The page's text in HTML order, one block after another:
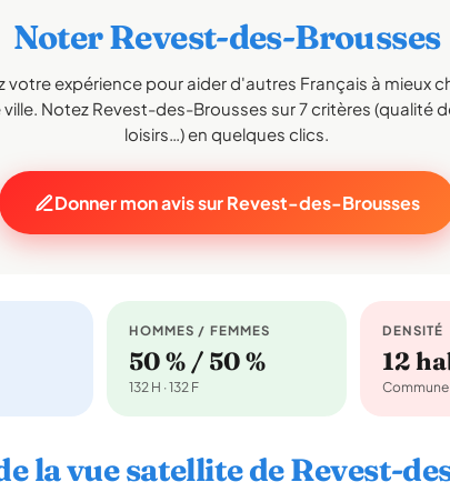
Noter Revest-des-Brousses
votre expérience pour aider d'autres Français à mieux
Notez Revest-des-Brousses sur 7 critères (qualité
loisirs…) en quelques clics.
Donner mon avis sur Revest-des-Brousses
HOMMES / FEMMES
50 % / 50 %
132 H · 132 F
DENSITÉ
12
Commune
la vue satellite de Revest-